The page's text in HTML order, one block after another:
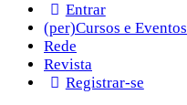
Entrar
(per)Cursos e Eventos
Rede
Revista
Registrar-se